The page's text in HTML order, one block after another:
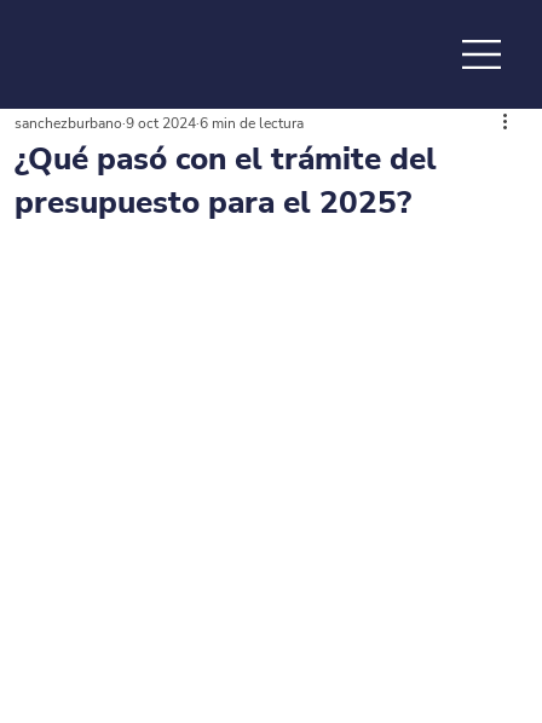
de la
¿Qué pasó con el trámite del
presupuesto para el 2025?
sanchezburbano 9 oct 20246 min de lectura